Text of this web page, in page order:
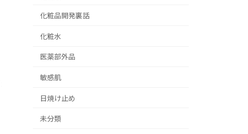
化粧品開発裏話
化粧水
医薬部外品
敏感肌
日焼け止め
未分類